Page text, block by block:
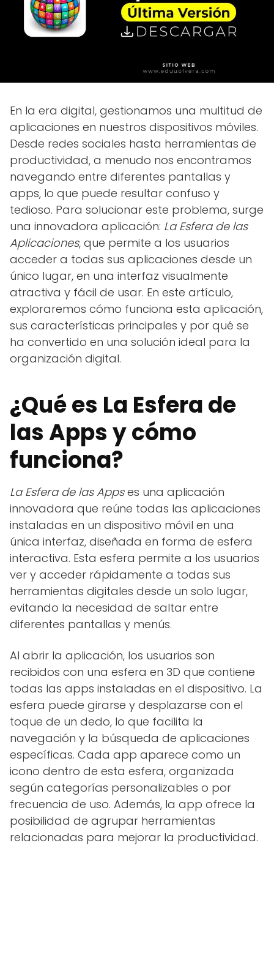
En la era digital, gestionamos una multitud de
aplicaciones en nuestros dispositivos móviles.
Desde redes sociales hasta herramientas de
productividad, a menudo nos encontramos
navegando entre diferentes pantallas y
apps, lo que puede resultar confuso y
tedioso. Para solucionar este problema, surge
una innovadora aplicación: La Esfera de las
Aplicaciones, que permite a los usuarios
acceder a todas sus aplicaciones desde un
único lugar, en una interfaz visualmente
atractiva y fácil de usar. En este artículo,
exploraremos cómo funciona esta aplicación,
sus características principales y por qué se
ha convertido en una solución ideal para la
organización digital.
¿Qué es La Esfera de
las Apps y cómo
funciona?
La Esfera de las Appses una aplicación
innovadora que reúne todas las aplicaciones
instaladas en un dispositivo móvil en una
única interfaz, diseñada en forma de esfera
interactiva. Esta esfera permite a los usuarios
ver y acceder rápidamente a todas sus
herramientas digitales desde un solo lugar,
evitando la necesidad de saltar entre
diferentes pantallas y menús.
Al abrir la aplicación, los usuarios son
recibidos con una esfera en 3D que contiene
todas las apps instaladas en el dispositivo. La
esfera puede girarse y desplazarse con el
toque de un dedo, lo que facilita la
navegación y la búsqueda de aplicaciones
específicas. Cada app aparece como un
icono dentro de esta esfera, organizada
según categorías personalizables o por
frecuencia de uso. Además, la app ofrece la
posibilidad de agrupar herramientas
relacionadas para mejorar la productividad.